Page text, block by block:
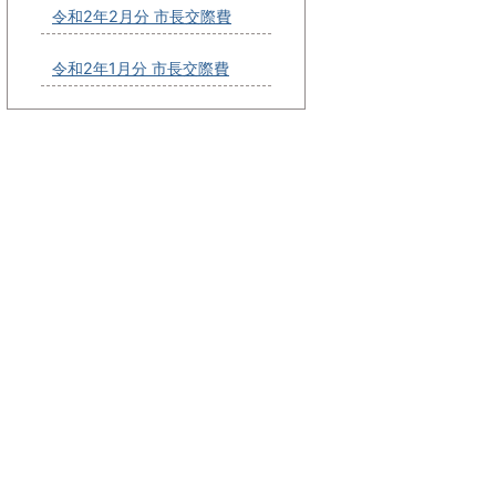
令和2年2月分 市長交際費
令和2年1月分 市長交際費